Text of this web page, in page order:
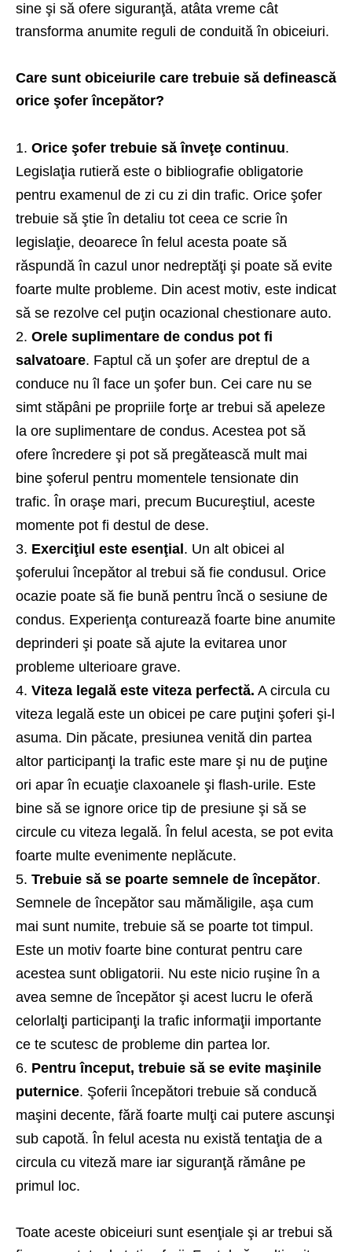
sine şi să ofere siguranţă, atâta vreme cât
transforma anumite reguli de conduită în obiceiuri.
Care sunt obiceiurile care trebuie să definească
orice şofer începător?
Orice şofer trebuie să înveţe continuu.
Legislaţia rutieră este o bibliografie obligatorie
pentru examenul de zi cu zi din trafic. Orice şofer
trebuie să ştie în detaliu tot ceea ce scrie în
legislaţie, deoarece în felul acesta poate să
răspundă în cazul unor nedreptăţi şi poate să evite
foarte multe probleme. Din acest motiv, este indicat
să se rezolve cel puţin ocazional chestionare auto.
Orele suplimentare de condus pot fi
salvatoare. Faptul că un şofer are dreptul de a
conduce nu îl face un şofer bun. Cei care nu se
simt stăpâni pe propriile forţe ar trebui să apeleze
la ore suplimentare de condus. Acestea pot să
ofere încredere şi pot să pregătească mult mai
bine şoferul pentru momentele tensionate din
trafic. În oraşe mari, precum Bucureştiul, aceste
momente pot fi destul de dese.
Exerciţiul este esenţial . Un alt obicei al
şoferului începător al trebui să fie condusul. Orice
ocazie poate să fie bună pentru încă o sesiune de
condus. Experienţa conturează foarte bine anumite
deprinderi şi poate să ajute la evitarea unor
probleme ulterioare grave.
Viteza legală este viteza perfectă. A circula cu
viteza legală este un obicei pe care puţini şoferi şi-l
asuma. Din păcate, presiunea venită din partea
altor participanţi la trafic este mare şi nu de puţine
ori apar în ecuaţie claxoanele şi flash-urile. Este
bine să se ignore orice tip de presiune şi să se
circule cu viteza legală. În felul acesta, se pot evita
foarte multe evenimente neplăcute.
Trebuie să se poarte semnele de începător.
Semnele de începător sau mămăligile, aşa cum
mai sunt numite, trebuie să se poarte tot timpul.
Este un motiv foarte bine conturat pentru care
acestea sunt obligatorii. Nu este nicio ruşine în a
avea semne de începător şi acest lucru le oferă
celorlalţi participanţi la trafic informaţii importante
ce te scutesc de probleme din partea lor.
Pentru început, trebuie să se evite maşinile
puternice. Şoferii începători trebuie să conducă
maşini decente, fără foarte mulţi cai putere ascunşi
sub capotă. În felul acesta nu există tentaţia de a
circula cu viteză mare iar siguranţă rămâne pe
primul loc.
Toate aceste obiceiuri sunt esenţiale şi ar trebui să